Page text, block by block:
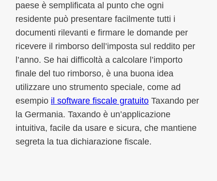
paese è semplificata al punto che ogni
residente può presentare facilmente tutti i
documenti rilevanti e firmare le domande per
ricevere il rimborso dell’imposta sul reddito per
l’anno. Se hai difficoltà a calcolare l’importo
finale del tuo rimborso, è una buona idea
utilizzare uno strumento speciale, come ad
esempio il software fiscale gratuito Taxando per
la Germania. Taxando è un’applicazione
intuitiva, facile da usare e sicura, che mantiene
segreta la tua dichiarazione fiscale.